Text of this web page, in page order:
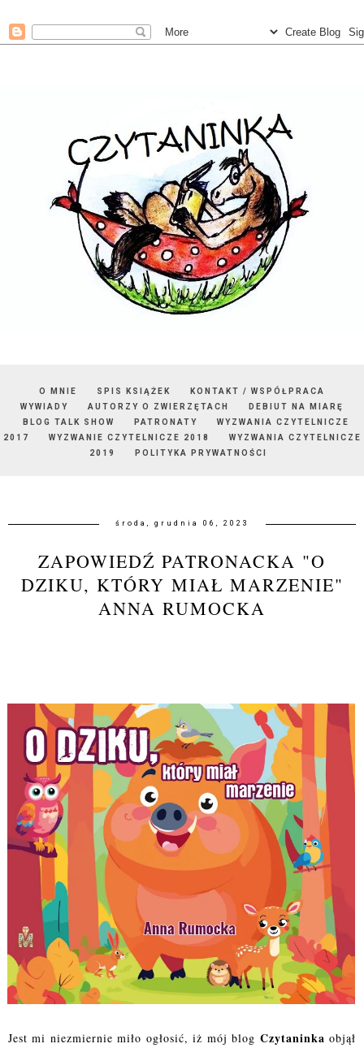
O MNIE SPIS KSIĄŻEK
KONTAKT / WSPÓŁPRACA
WYWIADY
AUTORZY O ZWIERZĘTACH
DEBIUT NA MIARĘ
BLOG TALK SHOW
PATRONATY
WYZWANIA CZYTELNICZE
2017
WYZWANIE CZYTELNICZE 2018
WYZWANIA CZYTELNICZE
2019
POLITYKA PRYWATNOŚCI
środa, grudnia 06, 2023
ZAPOWIEDŹ PATRONACKA "O
DZIKU, KTÓRY MIAŁ MARZENIE"
ANNA RUMOCKA
Jest mi niezmiernie miło ogłosić, iż mój blog Czytaninka objął